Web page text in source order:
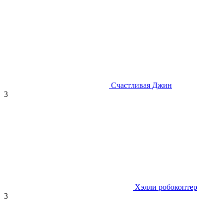
Счастливая Джин
3
Хэлли робокоптер
3